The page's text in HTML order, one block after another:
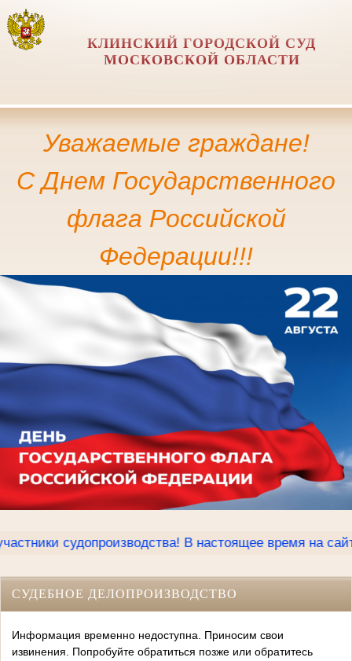
КЛИНСКИЙ ГОРОДСКОЙ СУД
МОСКОВСКОЙ ОБЛАСТИ
Уважаемые граждане!
С Днем Государственного
флага Российской
Федерации!!!
судопроизводства! В настоящее время на сайте
СУДЕБНОЕ ДЕЛОПРОИЗВОДСТВО
Информация временно недоступна. Приносим свои
извинения. Попробуйте обратиться позже или обратитесь